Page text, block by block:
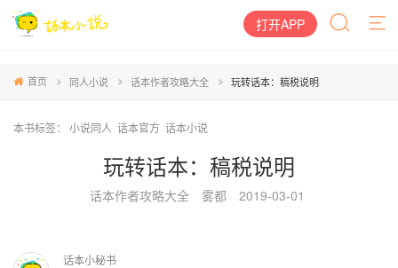
打开APP
首页 同人小说 话本作者攻略大全 玩转话本：稿税说明
本书标签： 小说同人 话本官方 话本小说
玩转话本：稿税说明
话本作者攻略大全 雾都 2019-03-01
话本小秘书